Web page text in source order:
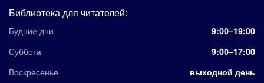
Библиотека для читателей:
Будние дни 9:00–19:00
Суббота 9:00–17:00
Воскресенье выходной день